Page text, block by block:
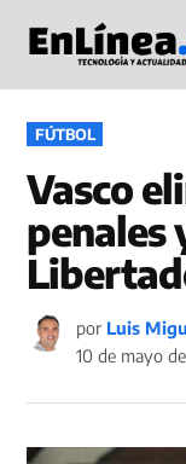
contenido
PUBLICADO
EN
FÚTBOL
Vasco
penales
por Luis
10 de mayo